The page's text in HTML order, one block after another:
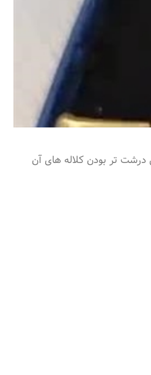
درشت تر بودن کلاله های آن